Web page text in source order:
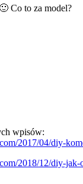
Co to za model?
wpisów:
2017/04/diy-
2018/12/diy-